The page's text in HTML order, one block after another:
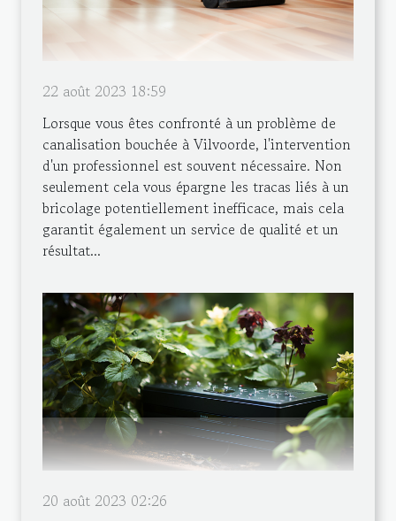
22 août 2023 18:59
Lorsque vous êtes confronté à un problème de
canalisation bouchée à Vilvoorde, l'intervention
d'un professionnel est souvent nécessaire. Non
seulement cela vous épargne les tracas liés à un
bricolage potentiellement inefficace, mais cela
garantit également un service de qualité et un
résultat...
20 août 2023 02:26